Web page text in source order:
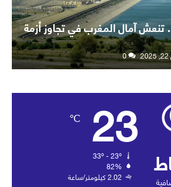
آمال المغرب في تجاوز أزمة
0
23
℃
82%
2.02 كيلومتر/ساعة